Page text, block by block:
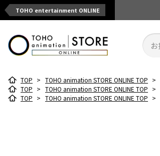
TOHO entertainment ONLINE
TOP > TOHO animation STORE ONLINE TOP >
TOP > TOHO animation STORE ONLINE TOP >
TOP > TOHO animation STORE ONLINE TOP >